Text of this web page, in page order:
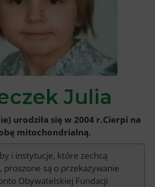
Julia
urodziła się w 2004 r.Cierpi na
mitochondrialną.
i instytucje, które zechcą
proszone są o przekazywanie
Obywatelskiej Fundacji